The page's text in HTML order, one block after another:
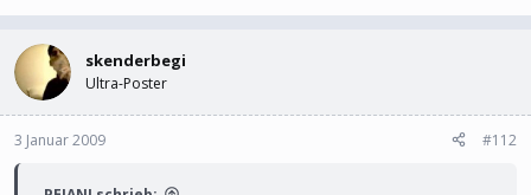
skenderbegi
Ultra-Poster
3 Januar 2009 #112